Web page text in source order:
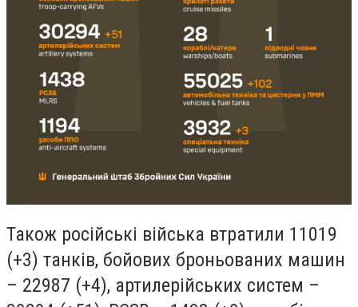
Також російські війська втратили 11019
(+3) танків, бойових броньованих машин
– 22987 (+4), артилерійських систем –